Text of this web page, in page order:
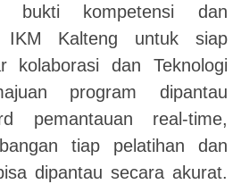
bukti kompetensi dan
IKM Kalteng untuk siap
kolaborasi dan Teknologi
program dipantau
pemantauan real-time,
tiap pelatihan dan
dipantau secara akurat.